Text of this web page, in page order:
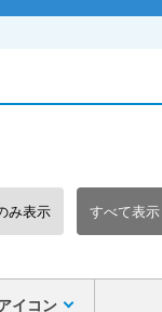
み表示 すべて表示
イコン